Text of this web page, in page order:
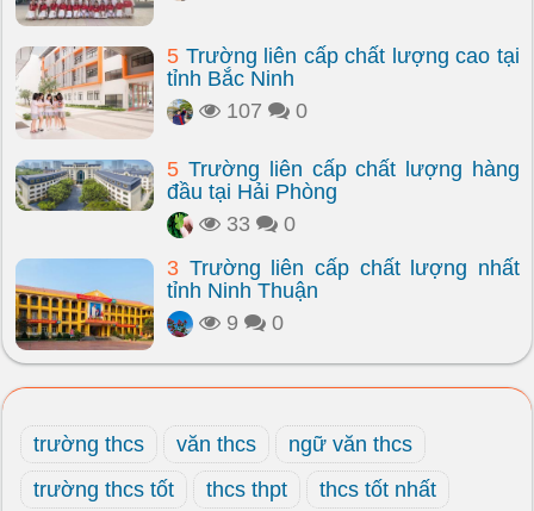
5 Trường liên cấp chất lượng cao tại
tỉnh Bắc Ninh
107
0
5 Trường liên cấp chất lượng hàng
đầu tại Hải Phòng
33
0
3 Trường liên cấp chất lượng nhất
tỉnh Ninh Thuận
9
0
trường thcs văn thcs
ngữ văn thcs
trường thcs tốt
thcs thpt
thcs tốt nhất